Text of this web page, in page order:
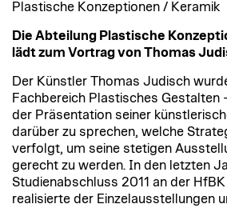
Plastische Konzeptionen / Keramik
Die Abteilung Plastische
lädt zum Vortrag von Thomas
Der Künstler Thomas Judisch
Fachbereich Plastisches Gestalten
der Präsentation seiner
darüber zu sprechen, welche
verfolgt, um seine stetigen
gerecht zu werden. In den letzten
Studienabschluss 2011 an der
realisierte der Einzelausstellungen